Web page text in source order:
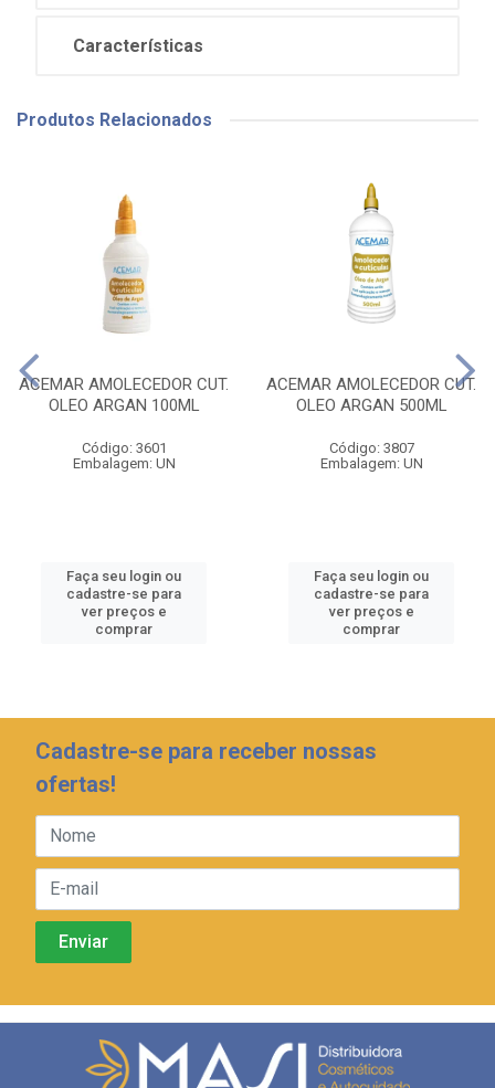
Características
Produtos Relacionados
ACEMAR AMOLECEDOR CUT.
OLEO ARGAN 100ML
Código: 3601
Embalagem: UN
Faça seu login ou
cadastre-se para
ver preços e
comprar
ACEMAR AMOLECEDOR CUT.
OLEO ARGAN 500ML
Código: 3807
Embalagem: UN
Faça seu login ou
cadastre-se para
ver preços e
comprar
Cadastre-se para receber nossas
ofertas!